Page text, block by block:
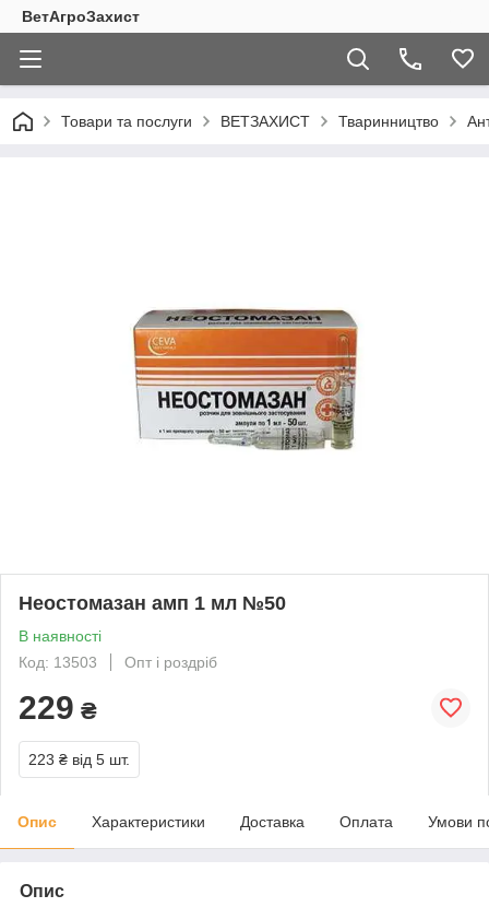
ВетАгроЗахист
Товари та послуги ВЕТЗАХИСТ Тваринництво
Неостомазан амп 1 мл №50
В наявності
Код: 13503
Опт і роздріб
229 ₴
223 ₴ від 5 шт.
Опис Характеристики Доставка Оплата Умови
Опис